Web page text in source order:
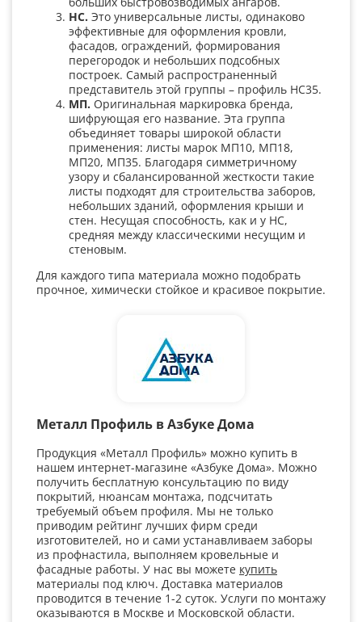
НС. Это универсальные листы, одинаково
эффективные для оформления кровли,
фасадов, ограждений, формирования
перегородок и небольших подсобных
построек. Самый распространенный
представитель этой группы – профиль НС35.
МП. Оригинальная маркировка бренда,
шифрующая его название. Эта группа
объединяет товары широкой области
применения: листы марок МП10, МП18,
МП20, МП35. Благодаря симметричному
узору и сбалансированной жесткости такие
листы подходят для строительства заборов,
небольших зданий, оформления крыши и
стен. Несущая способность, как и у НС,
средняя между классическими несущим и
стеновым.
Для каждого типа материала можно подобрать
прочное, химически стойкое и красивое покрытие.
Металл Профиль в Азбуке Дома
Продукция «Металл Профиль» можно купить в
нашем интернет-магазине «Азбуке Дома». Можно
получить бесплатную консультацию по виду
покрытий, нюансам монтажа, подсчитать
требуемый объем профиля. Мы не только
приводим рейтинг лучших фирм среди
изготовителей, но и сами устанавливаем заборы
из профнастила, выполняем кровельные и
фасадные работы. У нас вы можете купить
материалы под ключ. Доставка материалов
проводится в течение 1-2 суток. Услуги по монтажу
оказываются в Москве и Московской области.